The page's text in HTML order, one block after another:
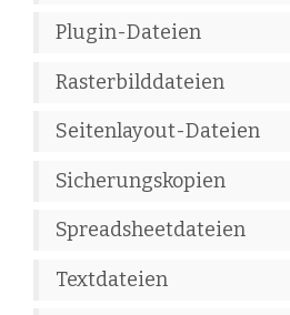
Plugin-Dateien
Rasterbilddateien
Seitenlayout-Dateien
Sicherungskopien
Spreadsheetdateien
Textdateien